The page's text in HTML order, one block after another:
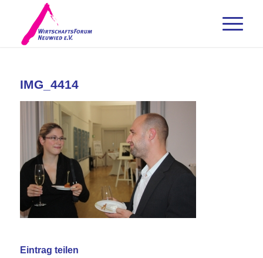
IMG_4414
Eintrag teilen